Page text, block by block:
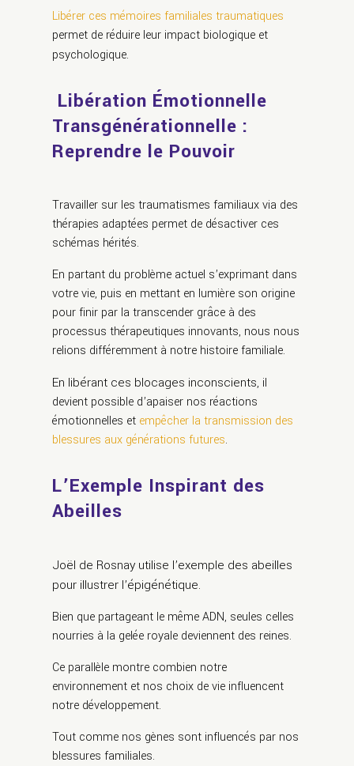
Libérer ces mémoires familiales traumatiques
permet de réduire leur impact biologique et
psychologique.
Libération Émotionnelle
Transgénérationnelle :
Reprendre le Pouvoir
Travailler sur les traumatismes familiaux via des
thérapies adaptées permet de désactiver ces
schémas hérités.
En partant du problème actuel s’exprimant dans
votre vie, puis en mettant en lumière son origine
pour finir par la transcender grâce à des
processus thérapeutiques innovants, nous nous
relions différemment à notre histoire familiale.
En libérant ces blocages inconscients, il
devient possible d’apaiser nos réactions
émotionnelles et empêcher la transmission des
blessures aux générations futures.
L’Exemple Inspirant des
Abeilles
Joël de Rosnay utilise l’exemple des abeilles
pour illustrer l’épigénétique.
Bien que partageant le même ADN, seules celles
nourries à la gelée royale deviennent des reines.
Ce parallèle montre combien notre
environnement et nos choix de vie influencent
notre développement.
Tout comme nos gènes sont influencés par nos
blessures familiales.